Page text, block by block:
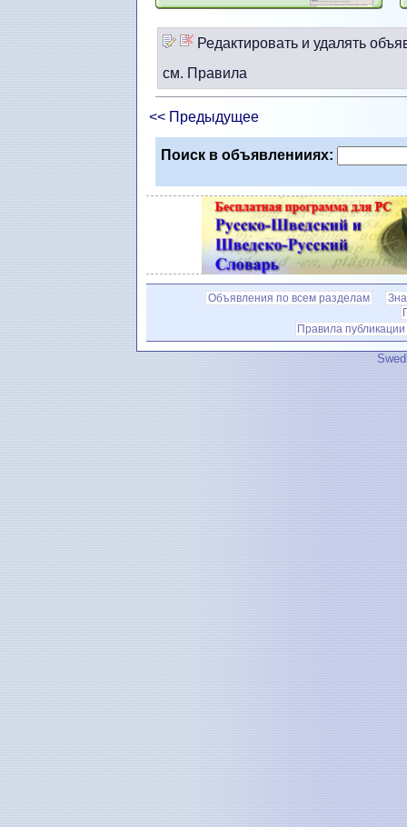
Редактировать и удалять
см. Правила
<< Предыдущее
Поиск в объявленииях:
Объявления по всем разделам
Правила публикации